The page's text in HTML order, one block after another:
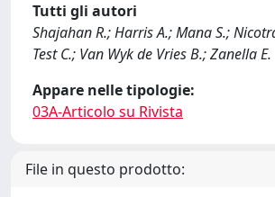
Tutti gli autori
Shajahan R.; Harris A.; Mana S.;
Test C.; Van Wyk de Vries B.; Zanella E.
Appare nelle tipologie:
03A-Articolo su Rivista
File in questo prodotto: